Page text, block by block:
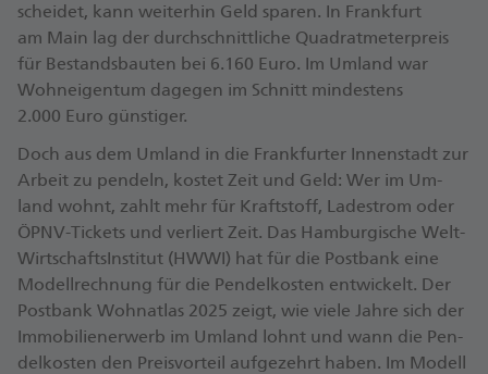
schei­det, kann wei­ter­hin Geld spa­ren. In Frank­furt
am Main lag der durch­schnitt­li­che Qua­drat­me­ter­preis
für Be­stands­bau­ten bei 6.160 Eu­ro. Im Um­land war
Wohn­ei­gen­tum da­ge­gen im Schnitt min­des­tens
2.000 Eu­ro güns­ti­ger.
Doch aus dem Um­land in die Frank­fur­ter In­nen­stadt zur
Ar­beit zu pen­deln, kos­tet Zeit und Geld: Wer im Um­
land wohnt, zahlt mehr für Kraft­stoff, La­de­strom oder
ÖPNV-Ti­ckets und ver­liert Zeit. Das Ham­bur­gi­sche Welt­
Wirt­schafts­In­sti­tut (HW­WI) hat für die Postbank ei­ne
Mo­dell­rech­nung für die Pen­del­kos­ten ent­wi­ckelt. Der
Postbank Woh­nat­las 2025 zeigt, wie vie­le Jah­re sich der
Im­mo­bi­li­en­er­werb im Um­land lohnt und wann die Pen­
del­kos­ten den Preis­vor­teil auf­ge­zehrt ha­ben. Im Mo­dell